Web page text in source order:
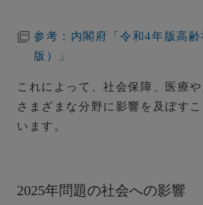
参考：内閣府「令和4年版高
版）」
これによって、社会保障、医療や
さまざまな分野に影響を及ぼす
います。
2025年問題の社会への影響